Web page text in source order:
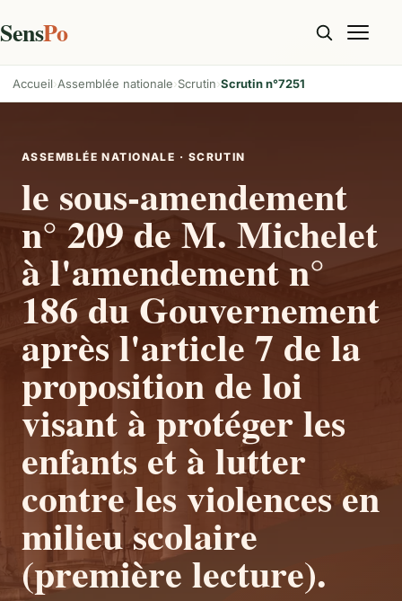
SensPo
Accueil Assemblée nationale Scrutin Scrutin n°7251
ASSEMBLÉE NATIONALE · SCRUTIN
le sous-amendement
n° 209 de M. Michelet
à l'amendement n°
186 du Gouvernement
après l'article 7 de la
proposition de loi
visant à protéger les
enfants et à lutter
contre les violences en
milieu scolaire
(première lecture).